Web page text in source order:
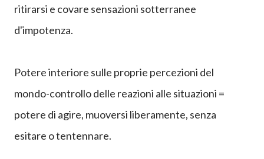
ritirarsi e covare sensazioni sotterranee
d'impotenza.
Potere interiore sulle proprie percezioni del
mondo-controllo delle reazioni alle situazioni =
potere di agire, muoversi liberamente, senza
esitare o tentennare.